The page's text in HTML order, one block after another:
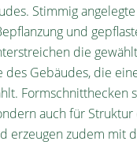
Stimmig
und
die
Gebäudes, die
Formschnitthecken
auch für
erzeugen zudem mit